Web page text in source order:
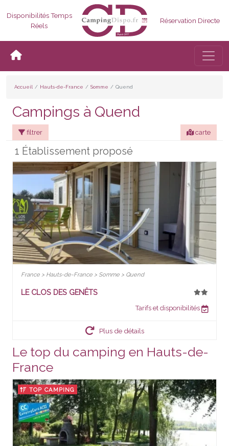
Disponibilités Temps
Réels
Réservation Directe
Accueil Hauts-de-France Somme Quend
Campings à Quend
filtrer carte
1 Établissement proposé
France > Hauts-de-France > Somme > Quend
LE CLOS DES GENÊTS
Tarifs et disponibilités
Plus de détails
Le top du camping en Hauts-de-
France
TOP CAMPING